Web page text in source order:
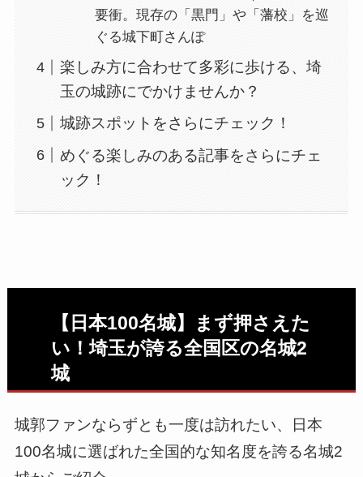
要衝。現存の「黒門」や「藩校」を巡
ぐる城下町さんぽ
楽しみ方に合わせて多彩に歩ける、埼
玉の城跡にでかけませんか？
城跡スポットをさらにチェック！
めぐる楽しみのある記事をさらにチェ
ック！
【日本100名城】まず押さえた
い！埼玉が誇る全国区の名城2
城
城郭ファンならずとも一度は訪れたい、日本
100名城に選ばれた全国的な知名度を誇る名城2